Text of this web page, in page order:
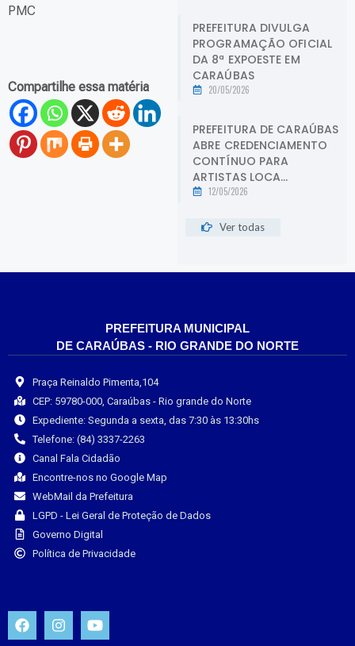
PMC
Compartilhe essa matéria
PREFEITURA DIVULGA
PROGRAMAÇÃO OFICIAL
DA 8ª EXPOESTE EM
CARAÚBAS
20/05/2026
PREFEITURA DE CARAÚBAS
ABRE CREDENCIAMENTO
CONTÍNUO PARA
ARTISTAS LOCA...
12/05/2026
Ver todas
PREFEITURA MUNICIPAL
DE CARAÚBAS - RIO GRANDE DO NORTE
Praça Reinaldo Pimenta,104
CEP: 59780-000, Caraúbas - Rio grande do Norte
Expediente: Segunda a sexta, das 7:30 às 13:30hs
Telefone: (84) 3337-2263
Canal Fala Cidadão
Encontre-nos no Google Map
WebMail da Prefeitura
LGPD - Lei Geral de Proteção de Dados
Governo Digital
Política de Privacidade